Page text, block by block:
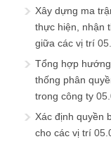
Xây dựng ma
thực hiện, nhận
giữa các vị trí
Tổng hợp
thống phân
trong công ty
Xác định quyền
cho các vị trí